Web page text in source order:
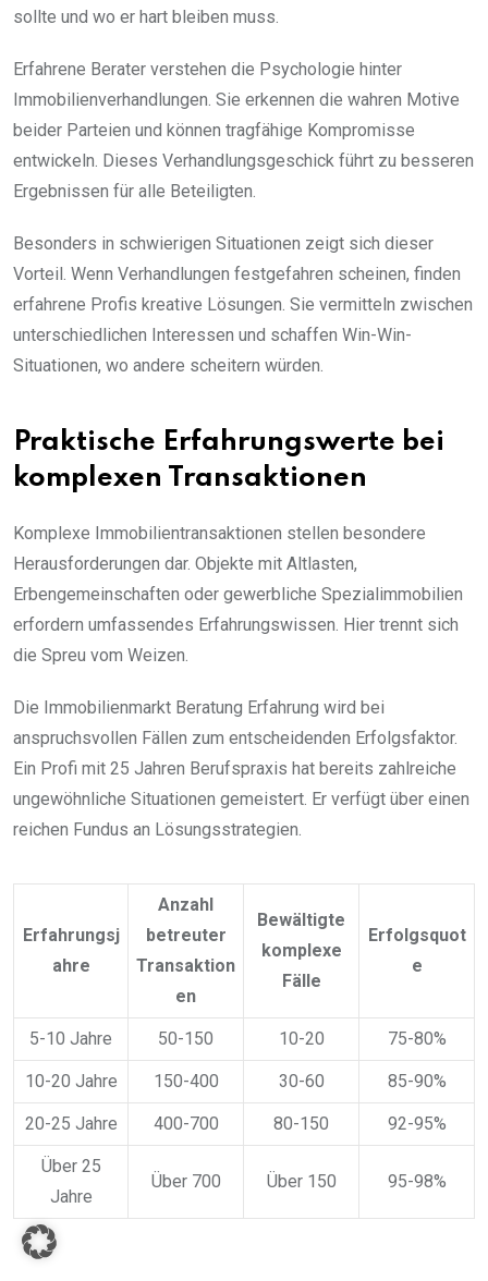
sollte und wo er hart bleiben muss.
Erfahrene Berater verstehen die Psychologie hinter
Immobilienverhandlungen. Sie erkennen die wahren Motive
beider Parteien und können tragfähige Kompromisse
entwickeln. Dieses Verhandlungsgeschick führt zu besseren
Ergebnissen für alle Beteiligten.
Besonders in schwierigen Situationen zeigt sich dieser
Vorteil. Wenn Verhandlungen festgefahren scheinen, finden
erfahrene Profis kreative Lösungen. Sie vermitteln zwischen
unterschiedlichen Interessen und schaffen Win-Win-
Situationen, wo andere scheitern würden.
Praktische Erfahrungswerte bei
komplexen Transaktionen
Komplexe Immobilientransaktionen stellen besondere
Herausforderungen dar. Objekte mit Altlasten,
Erbengemeinschaften oder gewerbliche Spezialimmobilien
erfordern umfassendes Erfahrungswissen. Hier trennt sich
die Spreu vom Weizen.
Die Immobilienmarkt Beratung Erfahrung wird bei
anspruchsvollen Fällen zum entscheidenden Erfolgsfaktor.
Ein Profi mit 25 Jahren Berufspraxis hat bereits zahlreiche
ungewöhnliche Situationen gemeistert. Er verfügt über einen
reichen Fundus an Lösungsstrategien.
Erfahrungsj
ahre
Anzahl
betreuter
Transaktion
en
Bewältigte
komplexe
Fälle
Erfolgsquot
e
5-10 Jahre 50-150 10-20 75-80%
10-20 Jahre 150-400 30-60 85-90%
20-25 Jahre 400-700 80-150 92-95%
Über 25
Jahre
Über 700 Über 150 95-98%